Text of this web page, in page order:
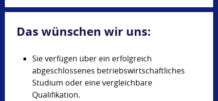
Das wünschen wir uns:
Sie verfügen über ein erfolgreich
abgeschlossenes betriebswirtschaftliches
Studium oder eine vergleichbare
Qualifikation.